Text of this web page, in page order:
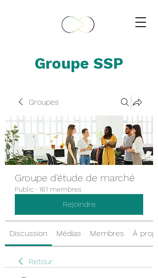
Groupe SSP
Groupes
Groupe d'étude de marché
Public · 161 membres
Rejoindre
Discussion Médias Membres À
Retour